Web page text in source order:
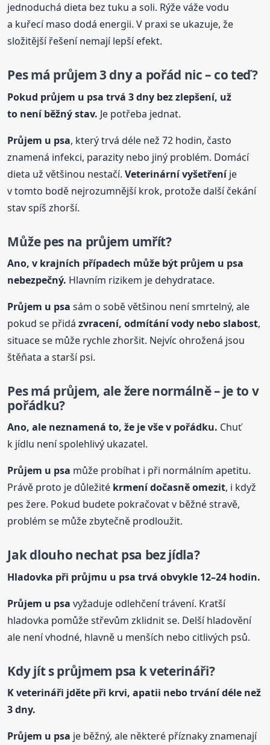
jednoduchá dieta bez tuku a soli. Rýže váže vodu
a kuřecí maso dodá energii. V praxi se ukazuje, že
složitější řešení nemají lepší efekt.
Pes má průjem 3 dny a pořád nic – co teď?
Pokud průjem u psa trvá 3 dny bez zlepšení, už
to není běžný stav. Je potřeba jednat.
Průjem u psa, který trvá déle než 72 hodin, často
znamená infekci, parazity nebo jiný problém. Domácí
dieta už většinou nestačí.Veterinární vyšetřeníje
v tomto bodě nejrozumnější krok, protože další čekání
stav spíš zhorší.
Může pes na průjem umřít?
Ano, v krajních případech může být průjem u psa
nebezpečný. Hlavním rizikem je dehydratace.
Průjem u psa sám o sobě většinou není smrtelný, ale
pokud se přidázvracení, odmítání vody nebo slabost,
situace se může rychle zhoršit. Nejvíc ohrožená jsou
štěňata a starší psi.
Pes má průjem, ale žere normálně – je to v
pořádku?
Ano, ale neznamená to, že je vše v pořádku. Chuť
k jídlu není spolehlivý ukazatel.
Průjem u psa může probíhat i při normálním apetitu.
Právě proto je důležité krmení dočasně omezit, i když
pes žere. Pokud budete pokračovat v běžné stravě,
problém se může zbytečně prodloužit.
Jak dlouho nechat psa bez jídla?
Hladovka při průjmu u psa trvá obvykle 12–24 hodin.
Průjem u psa vyžaduje odlehčení trávení. Kratší
hladovka pomůže střevům zklidnit se. Delší hladovění
ale není vhodné, hlavně u menších nebo citlivých psů.
Kdy jít s průjmem psa k veterináři?
K veterináři jděte při krvi, apatii nebo trvání déle než
3 dny.
Průjem u psa je běžný, ale některé příznaky znamenají